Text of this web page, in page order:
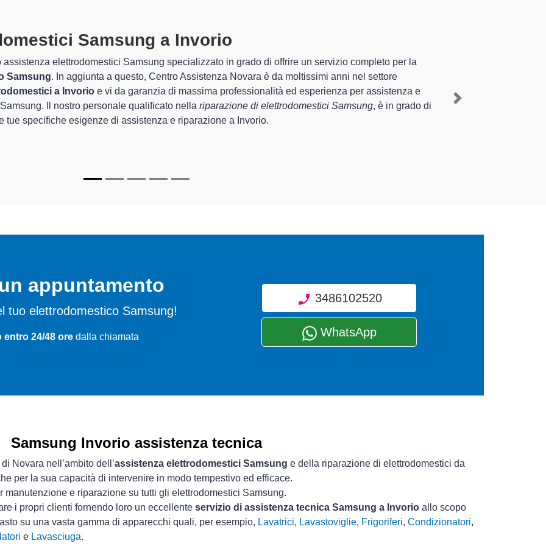
Samsung A Invoriospecializzati altamente preparati
Novara sono in grado di garantire al cliente esperienza pluriennale nel territorio di Invorio e provincia
e lariparazione del tuo elettrodomestico Samsung a Invorio, mediante il ripristino rapido del corretto
di Centro Assistenza Novara sono in grado di fornire interventi di diverse tipologie sugli elettrodomestici
funzionanti e durare a lungo nel tempo.
Next
appuntamento
tuo elettrodomestico Samsung!
entro 24/48 oredalla chiamata
3486102520
WhatsApp
Samsung Invorio assistenza tecnica
Novara nell’ambito dell’assistenza elettrodomestici Samsung e della riparazione di elettrodomestici da
per la sua capacità di intervenire in modo tempestivo ed efficace.
manutenzione e riparazione su tutti gli elettrodomestici Samsung.
i propri clienti fornendo loro un eccellente servizio di assistenza tecnica Samsung a Invorio allo scopo
su una vasta gamma di apparecchi quali, per esempio, Lavatrici, Lavastoviglie, Frigoriferi, Condizionatori,
e Lavasciuga.